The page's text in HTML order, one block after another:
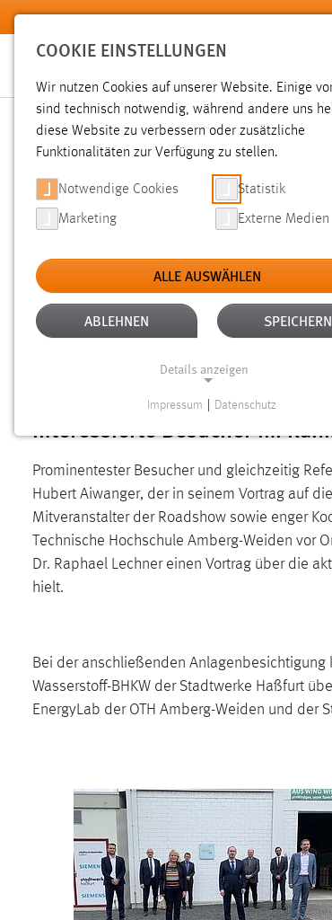
Zum Hauptinhalt springen
Sie sind hier:
Hochschule Aktuelles News der OTH Amberg-Weiden
GAS ANLAGE DER
06.10.2020
Kraft-Wärme-Kopplung und
Bausteinen einer
ist und wie beide
interessierte Besucher im
Prominentester Besucher und gleichzeitig
Hubert Aiwanger, der in seinem Vortrag auf
Mitveranstalter der Roadshow sowie enger
Technische Hochschule Amberg-Weiden vor
Dr. Raphael Lechner einen Vortrag über die
hielt.
Bei der anschließenden
Wasserstoff-BHKW der Stadtwerke Haßfurt
EnergyLab der OTH Amberg-Weiden und der
COOKIE EINSTELLUNGEN
Wir nutzen Cookies auf unserer Website. Einige
sind technisch notwendig, während andere uns
diese Website zu verbessern oder zusätzliche
Funktionalitäten zur Verfügung zu stellen.
Notwendige Cookies Statistik
Marketing Externe Medien
ALLE AUSWÄHLEN
ABLEHNEN SPEICHERN
Details anzeigen
Funktionen und sind für die einwandfreie
Website erforderlich.
Einverständnis
Name: cookie_consent
Cookie Laufzeit: 1 Jahr
Zweck:
Für performante Seitenauslieferung
in diesem Cookie gespeichert, ob
eingeloggt ist.
Sprachpräferenz
Impressum Datenschutz